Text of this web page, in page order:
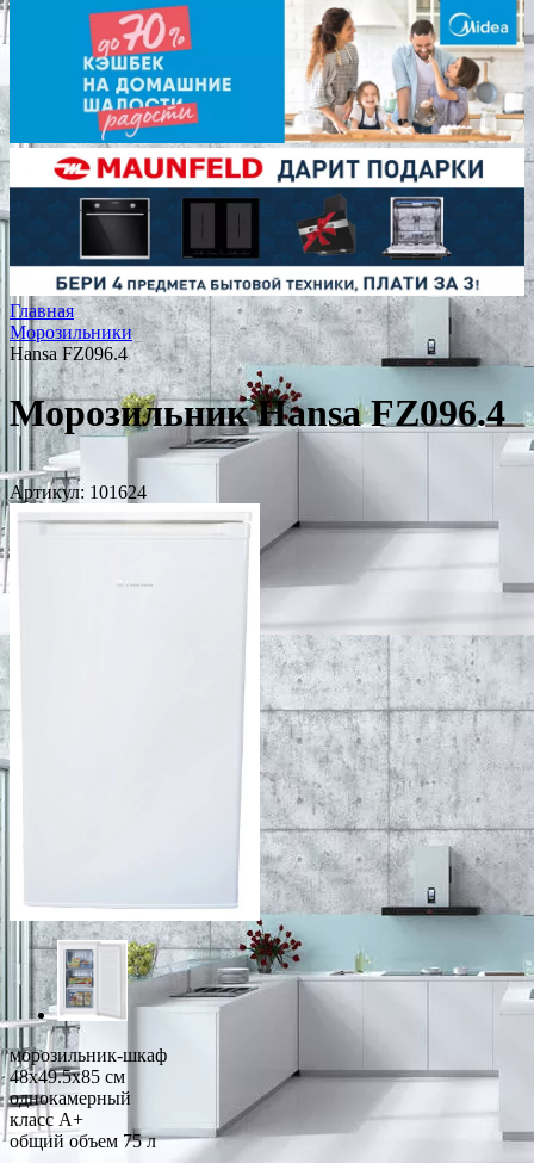
Главная
Морозильники
Hansa FZ096.4
Морозильник Hansa FZ096.4
Артикул: 101624
морозильник-шкаф
48x49.5x85 см
однокамерный
класс A+
общий объем 75 л